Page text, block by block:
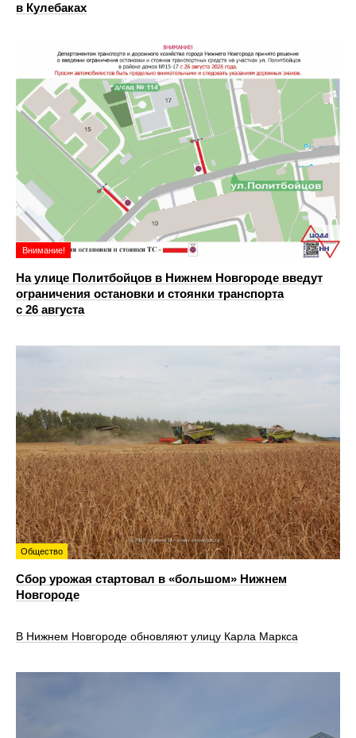
в Кулебаках
Внимание!
На улице Политбойцов в Нижнем Новгороде введут
ограничения остановки и стоянки транспорта
с 26 августа
Общество
Сбор урожая стартовал в «большом» Нижнем
Новгороде
В Нижнем Новгороде обновляют улицу Карла Маркса